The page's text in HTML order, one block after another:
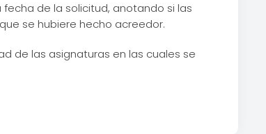
de la solicitud, anotando si las
se hubiere hecho acreedor.
de las asignaturas en las cuales se